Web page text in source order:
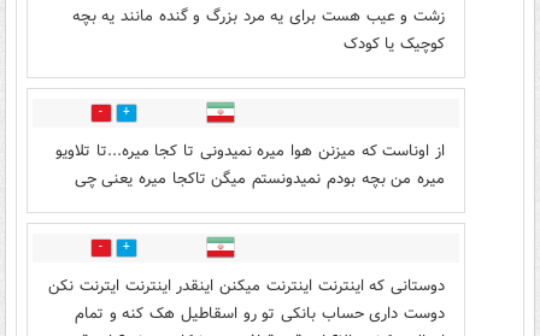
زشت و عیب هست برای یه مرد بزرگ و گنده مانند یه بچه
کوچیک یا کودک‌
9
از اوناست که میزنن هوا میره نمیدونی تا کجا میره...تا تلاویو
میره من بچه بودم نمیدونستم میگن تاکجا میره یعنی چی
2
دوستانی که اینترنت اینترنت میکنن اینقدر اینترنت ایترنت نکن
دوست داری حساب بانکی تو رو اسقاطیل هک کنه و تمام